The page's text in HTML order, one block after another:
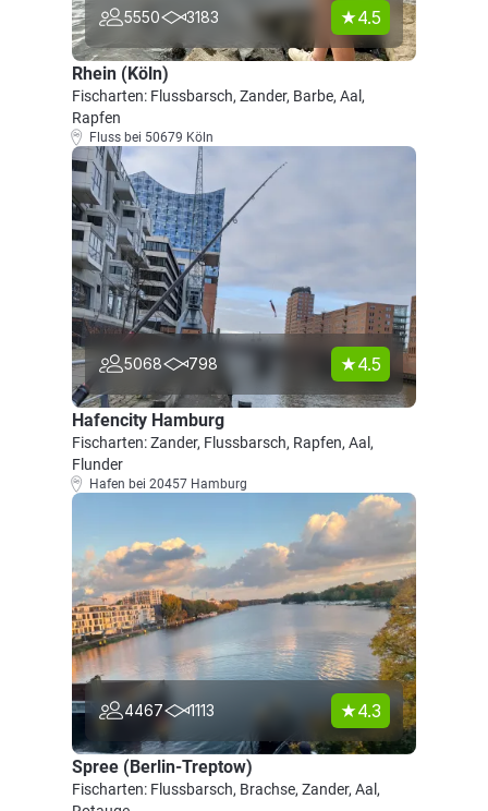
5550 3183 4.5
Rhein (Köln)
Fischarten: Flussbarsch, Zander, Barbe, Aal,
Rapfen
Fluss bei 50679 Köln
5068 798 4.5
Hafencity Hamburg
Fischarten: Zander, Flussbarsch, Rapfen, Aal,
Flunder
Hafen bei 20457 Hamburg
4467 1113 4.3
Spree (Berlin-Treptow)
Fischarten: Flussbarsch, Brachse, Zander, Aal,